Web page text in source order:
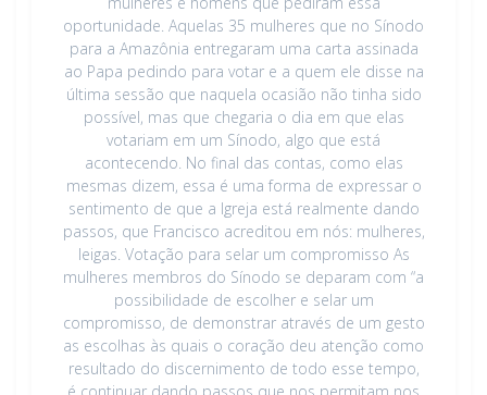
oportunidade. Aquelas 35 mulheres que no Sínodo
para a Amazônia entregaram uma carta assinada
ao Papa pedindo para votar e a quem ele disse na
última sessão que naquela ocasião não tinha sido
possível, mas que chegaria o dia em que elas
votariam em um Sínodo, algo que está
acontecendo. No final das contas, como elas
mesmas dizem, essa é uma forma de expressar o
sentimento de que a Igreja está realmente dando
passos, que Francisco acreditou em nós: mulheres,
leigas. Votação para selar um compromisso As
mulheres membros do Sínodo se deparam com “a
possibilidade de escolher e selar um
compromisso, de demonstrar através de um gesto
as escolhas às quais o coração deu atenção como
resultado do discernimento de todo esse tempo,